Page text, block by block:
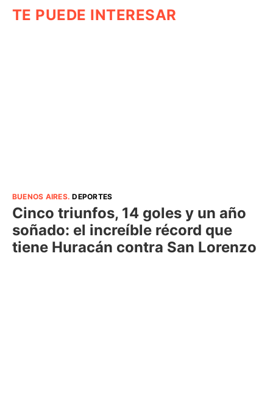
TE PUEDE INTERESAR
BUENOS AIRES.DEPORTES
Cinco triunfos, 14 goles y un año
soñado: el increíble récord que
tiene Huracán contra San Lorenzo